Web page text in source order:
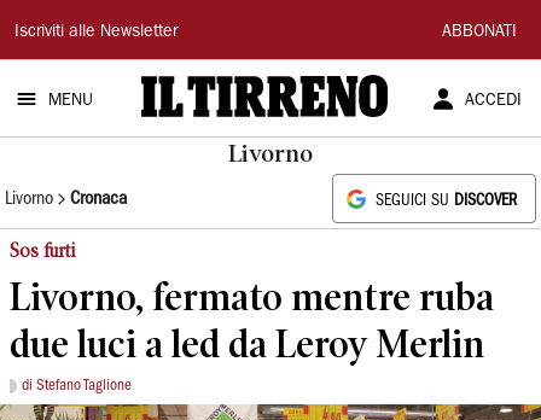
Il
Tirreno
Iscriviti alle Newsletter ABBONATI
MENU ACCEDI
Livorno
Livorno Cronaca SEGUICI SU DISCOVER
Sos furti
Livorno, fermato mentre ruba
due luci a led da Leroy Merlin
di Stefano Taglione